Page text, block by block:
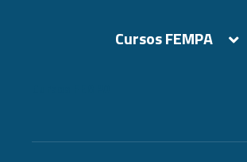
Cursos FEMPA